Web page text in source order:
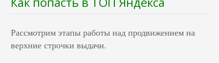
Рассмотрим этапы работы над продвижением на
верхние строчки выдачи.